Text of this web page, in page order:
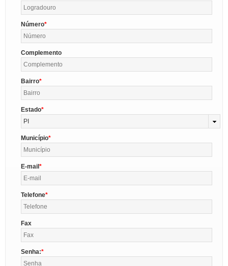
Número
Complemento
Bairro
Estado
PI
Município
E-mail
Telefone
Fax
Senha: